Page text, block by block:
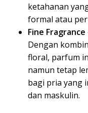
ketahanan
formal atau
Fine
Dengan
floral, parfum
namun tetap
bagi pria yang
dan maskulin.